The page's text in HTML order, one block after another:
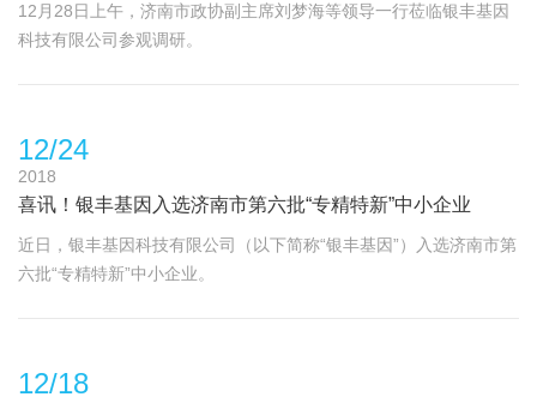
12月28日上午，济南市政协副主席刘梦海等领导一行莅临银丰基因
科技有限公司参观调研。
12/24
2018
喜讯！银丰基因入选济南市第六批“专精特新”中小企业
近日，银丰基因科技有限公司（以下简称“银丰基因”）入选济南市第
六批“专精特新”中小企业。
12/18